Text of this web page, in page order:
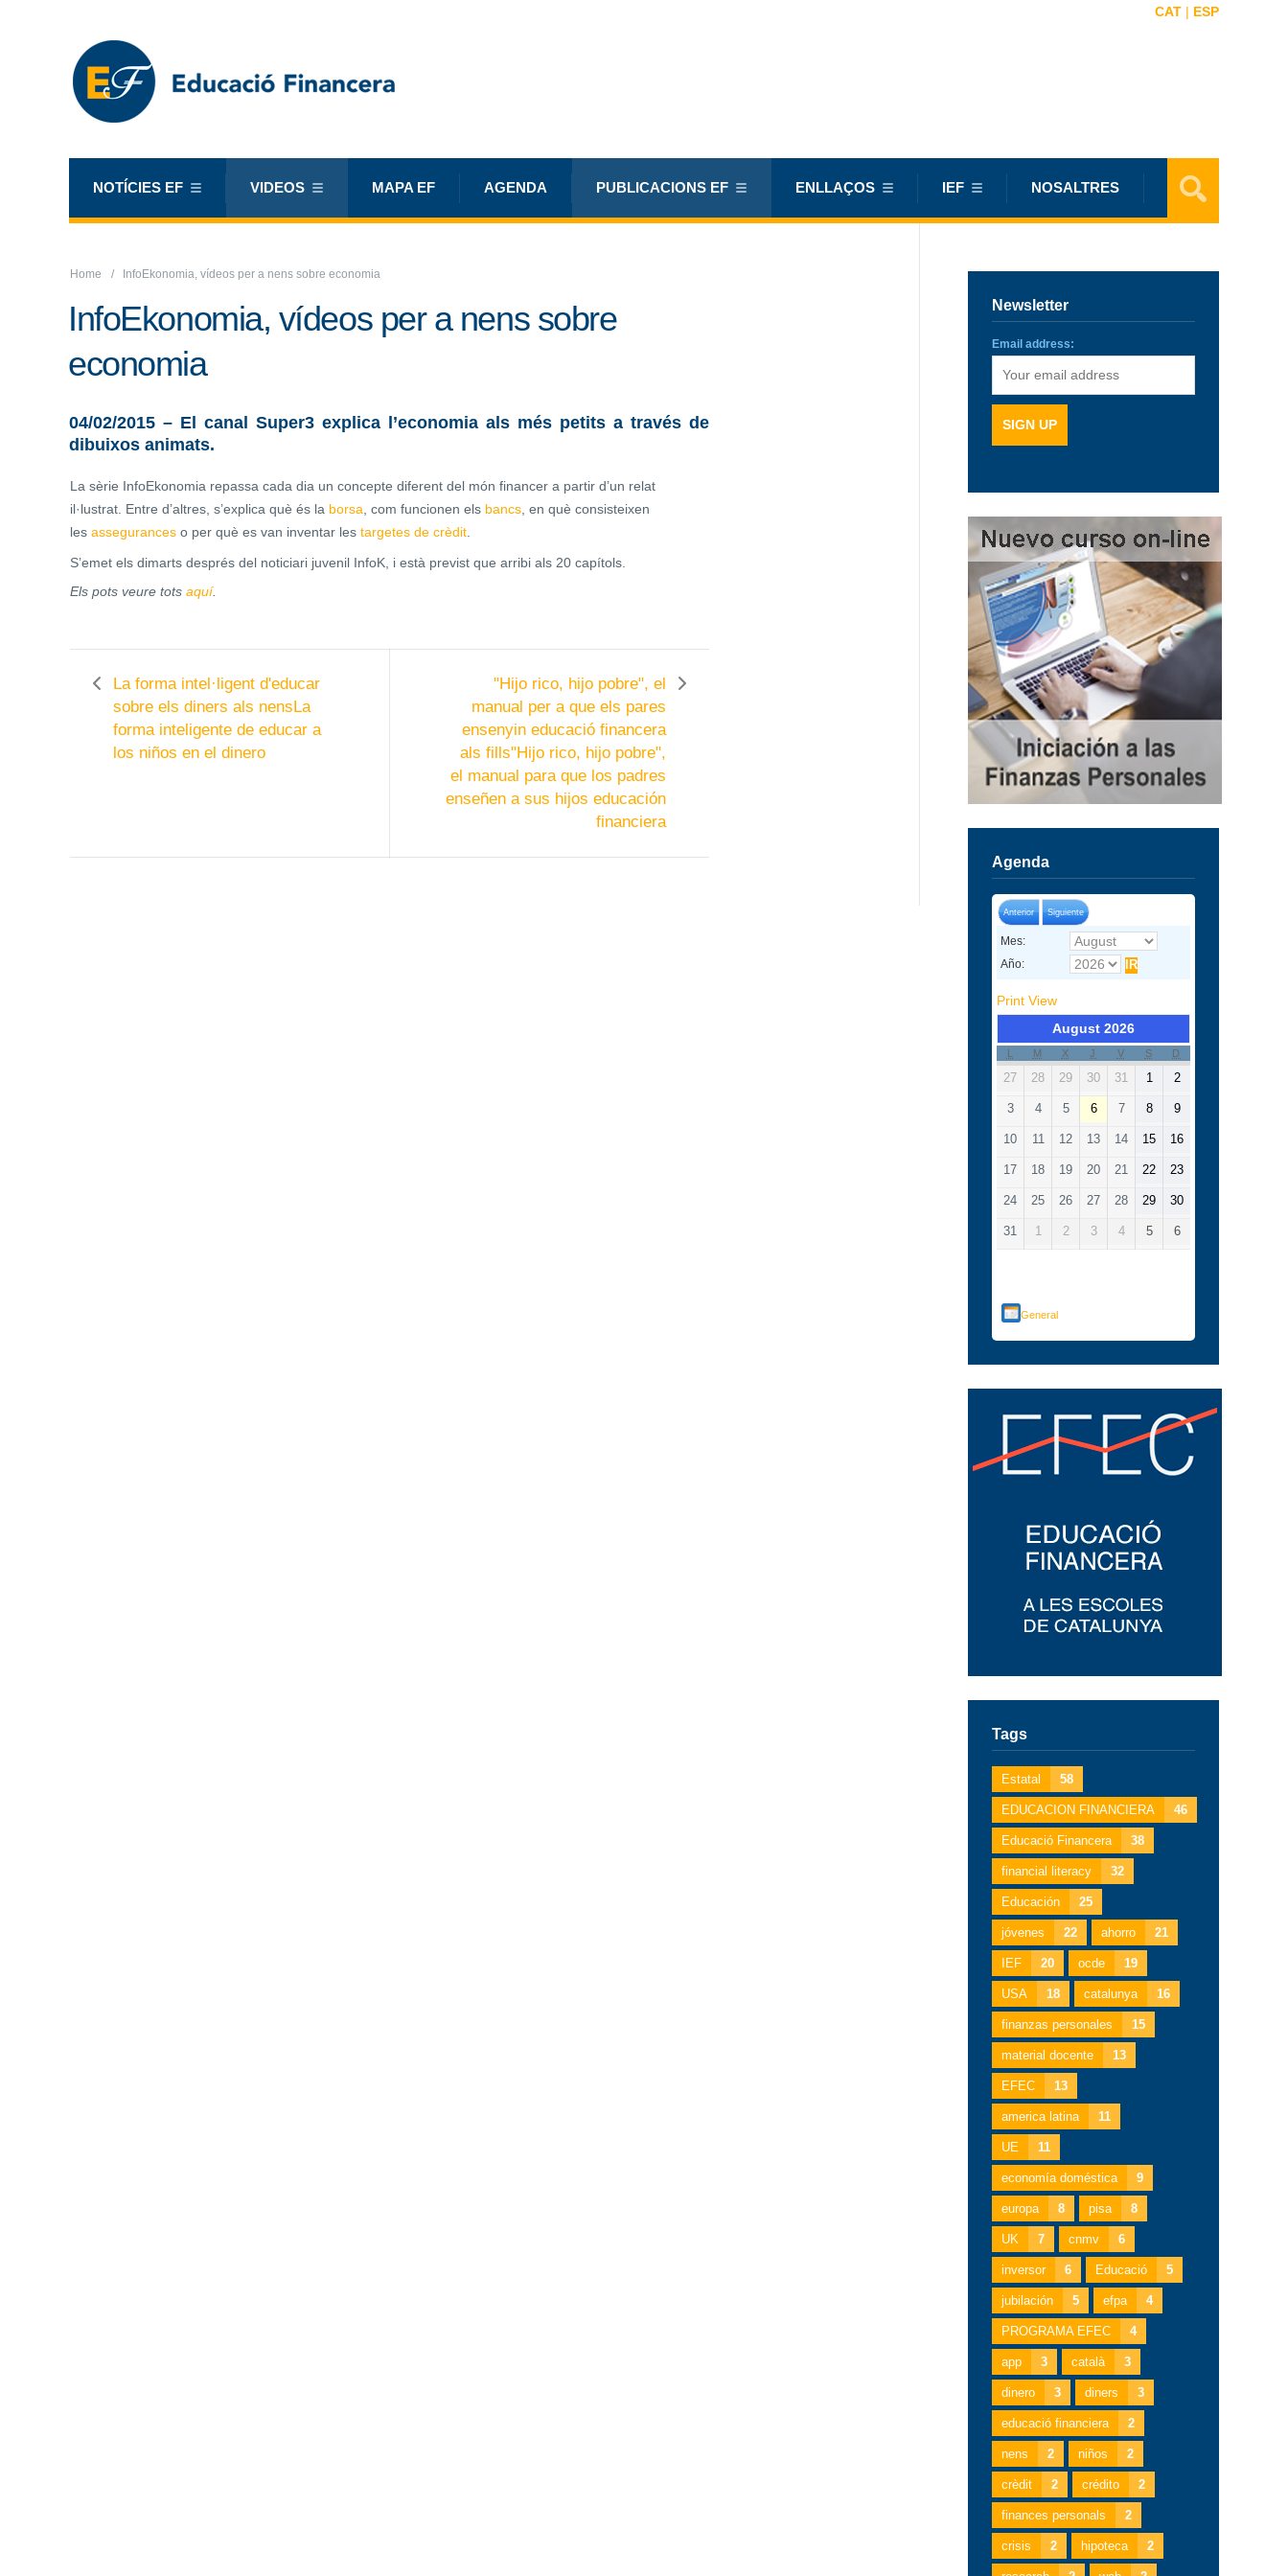
CAT | ESP
NOTÍCIES EF VIDEOS MAPA EF AGENDA PUBLICACIONS EF ENLLAÇOS IEF NOSALTRES
Home InfoEkonomia, vídeos per a nens sobre economia
InfoEkonomia, vídeos per a nens sobre
economia
04/02/2015 – El canal Super3 explica l’economia als més petits a través de
dibuixos animats.
La sèrie InfoEkonomia repassa cada dia un concepte diferent del món financer a partir d’un relat
il·lustrat. Entre d’altres, s’explica què és la borsa , com funcionen els bancs , en què consisteixen
les assegurances o per què es van inventar les targetes de crèdit
S’emet els dimarts després del noticiari juvenil InfoK, i està previst que arribi als 20 capítols.
Els pots veure tots aquí.
La forma intel·ligent d'educar
sobre els diners als nensLa
forma inteligente de educar a
los niños en el dinero
"Hijo rico, hijo pobre", el
manual per a que els pares
ensenyin educació financera
als fills"Hijo rico, hijo pobre",
el manual para que los padres
enseñen a sus hijos educación
financiera
Newsletter
Email address:
Agenda
Anterior Siguiente
Mes:
Año:
Print View
August 2026
L M X J V S D
27 28 29 30 31 1 2
3 4 5 6 7 8 9
10 11 12 13 14 15 16
17 18 19 20 21 22 23
24 25 26 27 28 29 30
31 1 2 3 4 5 6
General
Tags
Estatal 58
EDUCACION FINANCIERA 46
Educació Financera 38
financial literacy 32
Educación 25
jóvenes 22 ahorro 21
IEF 20 ocde 19
USA 18 catalunya 16
finanzas personales 15
material docente 13
EFEC 13
america latina 11
UE 11
economía doméstica 9
europa 8 pisa 8
UK 7 cnmv 6
inversor 6 Educació 5
jubilación 5 efpa 4
PROGRAMA EFEC 4
app 3 català 3
dinero 3 diners 3
educació financiera 2
nens 2 niños 2
crèdit 2 crédito 2
finances personals 2
crisis 2 hipoteca 2